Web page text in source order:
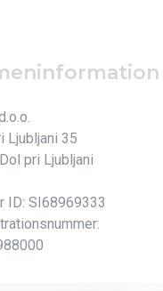
Ljubljani 35
pri Ljubljani
ID: SI68969333